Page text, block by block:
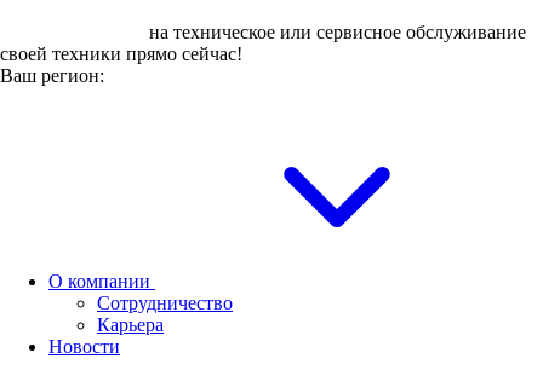
на техническое или сервисное обслуживание
своей техники прямо сейчас!
Ваш регион:
О компании
Сотрудничество
Карьера
Новости